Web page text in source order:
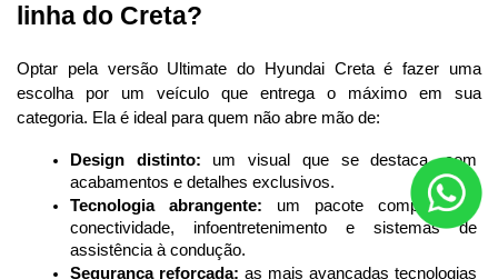
linha do Creta?
Optar pela versão Ultimate do Hyundai Creta é fazer uma
escolha por um veículo que entrega o máximo em sua
categoria. Ela é ideal para quem não abre mão de:
Design distinto: um visual que se destaca, com
acabamentos e detalhes exclusivos.
Tecnologia abrangente: um pacote completo de
conectividade, infoentretenimento e sistemas de
assistência à condução.
Segurança reforçada: as mais avançadas tecnologias